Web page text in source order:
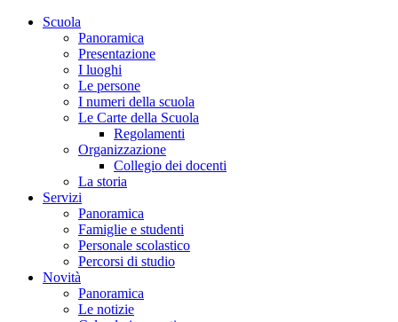
Scuola
Panoramica
Presentazione
I luoghi
Le persone
I numeri della scuola
Le Carte della Scuola
Regolamenti
Organizzazione
Collegio dei docenti
La storia
Servizi
Panoramica
Famiglie e studenti
Personale scolastico
Percorsi di studio
Novità
Panoramica
Le notizie